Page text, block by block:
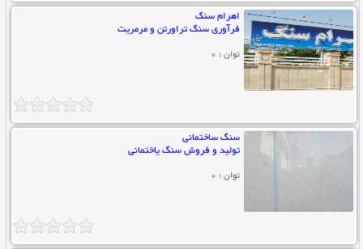
اهرام سنگ
فرآوری سنگ تراورتن و مرمریت
توان : 0
سنگ ساختمانی
تولید و فروش سنگ یاختمانی
توان : 0